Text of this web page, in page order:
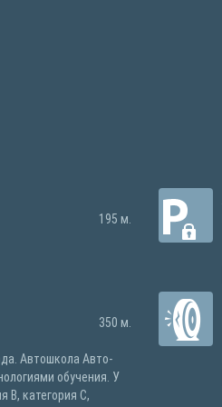
195 м.
350 м.
Автошкола Авто-
обучения. У
В, категория С,